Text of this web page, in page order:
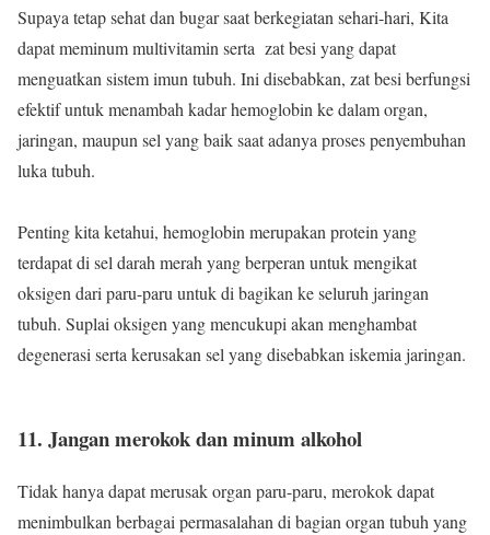
Supaya tetap sehat dan bugar saat berkegiatan sehari-hari, Kita
dapat meminum multivitamin serta zat besi yang dapat
menguatkan sistem imun tubuh. Ini disebabkan, zat besi berfungsi
efektif untuk menambah kadar hemoglobin ke dalam organ,
jaringan, maupun sel yang baik saat adanya proses penyembuhan
luka tubuh.
Penting kita ketahui, hemoglobin merupakan protein yang
terdapat di sel darah merah yang berperan untuk mengikat
oksigen dari paru-paru untuk di bagikan ke seluruh jaringan
tubuh. Suplai oksigen yang mencukupi akan menghambat
degenerasi serta kerusakan sel yang disebabkan iskemia jaringan.
11. Jangan merokok dan minum alkohol
Tidak hanya dapat merusak organ paru-paru, merokok dapat
menimbulkan berbagai permasalahan di bagian organ tubuh yang